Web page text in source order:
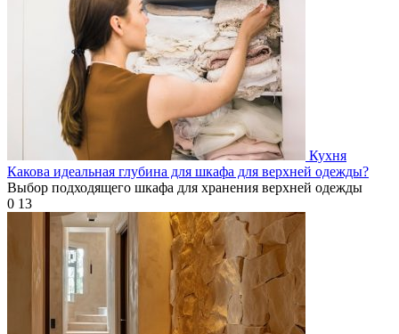
Кухня
Какова идеальная глубина для шкафа для верхней одежды?
Выбор подходящего шкафа для хранения верхней одежды
0 13